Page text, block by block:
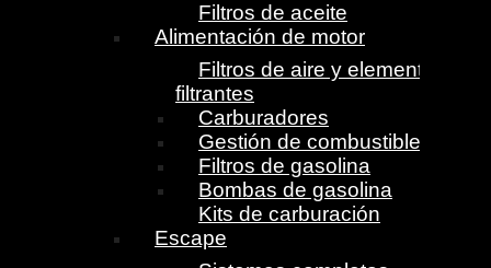
Filtros de aceite
Alimentación de motor
Filtros de aire y elementos
filtrantes
Carburadores
Gestión de combustible
Filtros de gasolina
Bombas de gasolina
Kits de carburación
Escape